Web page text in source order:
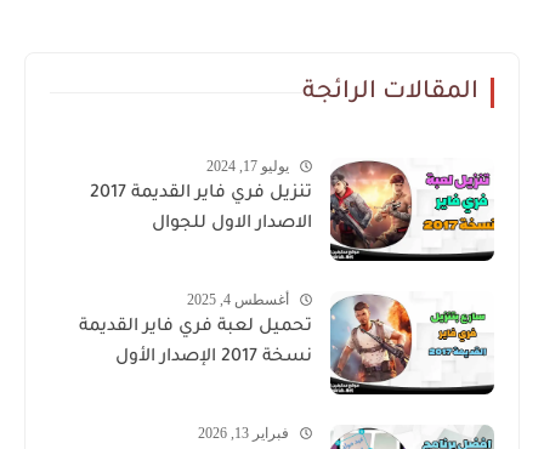
المقالات الرائجة
يوليو 17, 2024
تنزيل فري فاير القديمة 2017
الاصدار الاول للجوال
أغسطس 4, 2025
تحميل لعبة فري فاير القديمة
نسخة 2017 الإصدار الأول
فبراير 13, 2026